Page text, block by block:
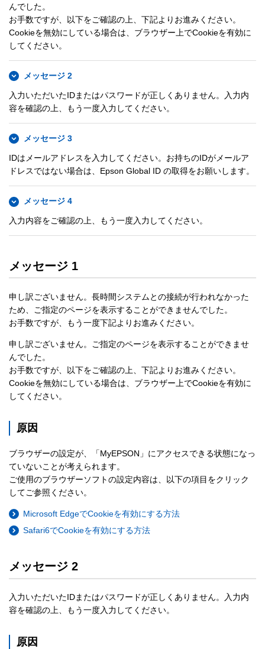
んでした。
お手数ですが、以下をご確認の上、下記よりお進みください。
Cookieを無効にしている場合は、ブラウザー上でCookieを有効に
してください。
メッセージ 2
入力いただいたIDまたはパスワードが正しくありません。入力内
容を確認の上、もう一度入力してください。
メッセージ 3
IDはメールアドレスを入力してください。お持ちのIDがメールア
ドレスではない場合は、Epson Global ID の取得をお願いします。
メッセージ 4
入力内容をご確認の上、もう一度入力してください。
メッセージ 1
申し訳ございません。長時間システムとの接続が行われなかった
ため、ご指定のページを表示することができませんでした。
お手数ですが、もう一度下記よりお進みください。
申し訳ございません。ご指定のページを表示することができませ
んでした。
お手数ですが、以下をご確認の上、下記よりお進みください。
Cookieを無効にしている場合は、ブラウザー上でCookieを有効に
してください。
原因
ブラウザーの設定が、「MyEPSON」にアクセスできる状態になっ
ていないことが考えられます。
ご使用のブラウザーソフトの設定内容は、以下の項目をクリック
してご参照ください。
Microsoft EdgeでCookieを有効にする方法
Safari6でCookieを有効にする方法
メッセージ 2
入力いただいたIDまたはパスワードが正しくありません。入力内
容を確認の上、もう一度入力してください。
原因